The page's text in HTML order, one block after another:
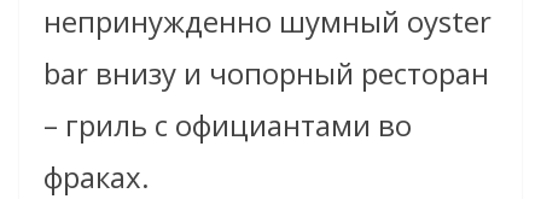
непринужденно шумный oyster
bar внизу и чопорный ресторан
– гриль с официантами во
фраках.